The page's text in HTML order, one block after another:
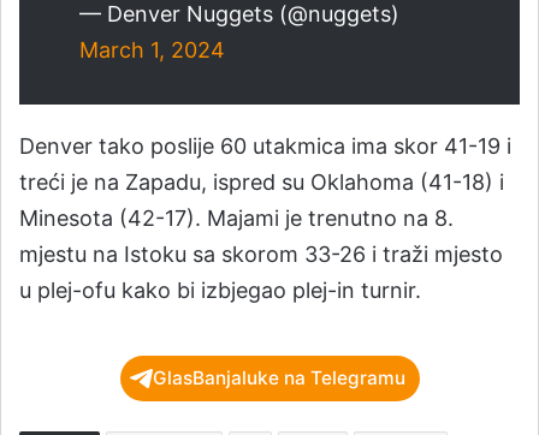
— Denver Nuggets (@nuggets)
March 1, 2024
Denver tako poslije 60 utakmica ima skor 41-19 i
treći je na Zapadu, ispred su Oklahoma (41-18) i
Minesota (42-17). Majami je trenutno na 8.
mjestu na Istoku sa skorom 33-26 i traži mjesto
u plej-ofu kako bi izbjegao plej-in turnir.
GlasBanjaluke na Telegramu